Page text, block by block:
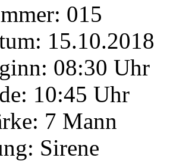
015
15.10.2018
08:30 Uhr
10:45 Uhr
7 Mann
Sirene